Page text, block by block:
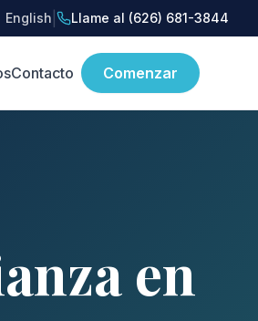
English Llame al (626) 681-3844
Contacto Comenzar
en